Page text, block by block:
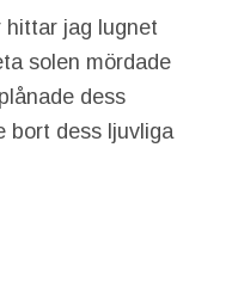
hittar jag lugnet
solen mördade
dess
bort dess ljuvliga